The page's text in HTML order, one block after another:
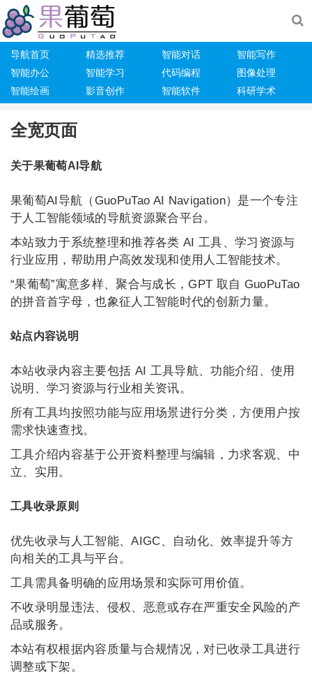
导航首页 精选推荐 智能对话
智能写作
智能办公
智能学习 代码编程
图像处理
智能绘画
影音创作 智能软件 科研学术
全宽页面
关于果葡萄AI导航
果葡萄AI导航（GuoPuTao AI Navigation）是一个专注
于人工智能领域的导航资源聚合平台。
本站致力于系统整理和推荐各类 AI 工具、学习资源与
行业应用，帮助用户高效发现和使用人工智能技术。
“果葡萄”寓意多样、聚合与成长，GPT 取自 GuoPuTao
的拼音首字母，也象征人工智能时代的创新力量。
站点内容说明
本站收录内容主要包括 AI 工具导航、功能介绍、使用
说明、学习资源与行业相关资讯。
所有工具均按照功能与应用场景进行分类，方便用户按
需求快速查找。
工具介绍内容基于公开资料整理与编辑，力求客观、中
立、实用。
工具收录原则
优先收录与人工智能、AIGC、自动化、效率提升等方
向相关的工具与平台。
工具需具备明确的应用场景和实际可用价值。
不收录明显违法、侵权、恶意或存在严重安全风险的产
品或服务。
本站有权根据内容质量与合规情况，对已收录工具进行
调整或下架。